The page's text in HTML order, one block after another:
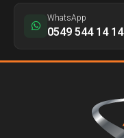
WhatsApp
0549 544 14 14